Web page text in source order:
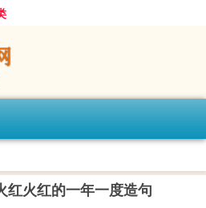
红火红的一年一度造句